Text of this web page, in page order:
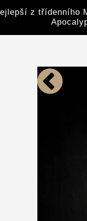
z třídenního